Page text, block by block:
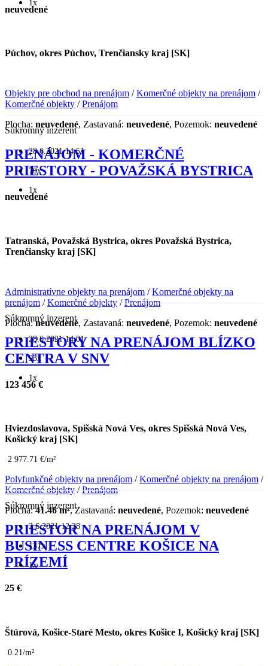
1x
neuvedené
Púchov, okres Púchov, Trenčiansky kraj [SK]
Objekty pre obchod na prenájom /Komerčné objekty na prenájom /
Komerčné objekty /Prenájom
Plocha: neuvedené, Zastavaná: neuvedené, Pozemok: neuvedené
Súkromný inzerent
28.6.2021 14:51
70x
1x
PRENÁJOM - KOMERČNÉ
PRIESTORY - POVAŽSKÁ BYSTRICA
neuvedené
Tatranská, Považská Bystrica, okres Považská Bystrica,
Trenčiansky kraj [SK]
Administratívne objekty na prenájom /Komerčné objekty na
prenájom /Komerčné objekty /Prenájom
Plocha:neuvedené, Zastavaná: neuvedené, Pozemok: neuvedené
Súkromný inzerent
28.6.2021 14:01
93x
1x
PRIESTORY NA PRENÁJOM BLÍZKO
CENTRA V SNV
123 456 €
Hviezdoslavova, Spišská Nová Ves, okres Spišská Nová Ves,
Košický kraj [SK]
2 977.71 €/m²
Polyfunkčné objekty na prenájom /Komerčné objekty na prenájom /
Komerčné objekty /Prenájom
Plocha:41.46 m², Zastavaná: neuvedené, Pozemok: neuvedené
Súkromný inzerent
2.6.2021 12:28
137x
1x
PRIESTOR NA PRENÁJOM V
BUSINESS CENTRE KOŠICE NA
PRÍZEMÍ
25 €
Štúrová, Košice-Staré Mesto, okres Košice I, Košický kraj [SK]
0.21/m²